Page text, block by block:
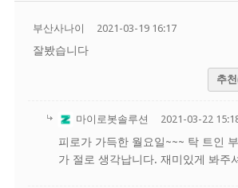
부산사나이 2021-03-19 16:17
잘봤습니다
추
마이로봇솔루션 2021-03-22
피로가 가득한 월요일~~~ 탁 트인
가 절로 생각납니다. 재미있게 봐주